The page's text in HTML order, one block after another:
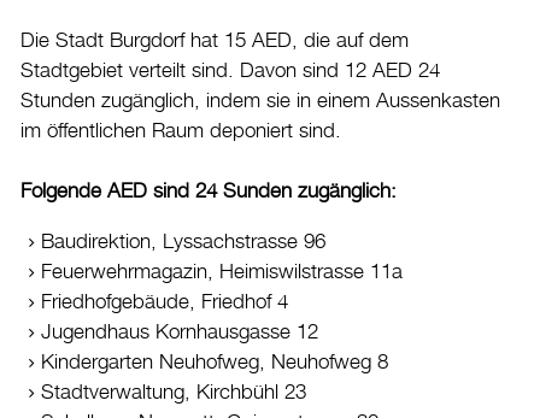
Planen und Bauen
Sicherheit
Rassistische Diskriminierung
Bevölkerungsschutz
Defibrillatoren
Pilzkontrolle
Fundbüro
Stadt, Recht und Politik
Die Stadt Burgdorf hat 15 AED, die auf dem
Stadtgebiet verteilt sind. Davon sind 12 AED 24
Stunden zugänglich, indem sie in einem Aussenkasten
im öffentlichen Raum deponiert sind.
Folgende AED sind 24 Sunden zugänglich:
Baudirektion, Lyssachstrasse 96
Feuerwehrmagazin, Heimiswilstrasse 11a
Friedhofgebäude, Friedhof 4
Jugendhaus Kornhausgasse 12
Kindergarten Neuhofweg, Neuhofweg 8
Stadtverwaltung, Kirchbühl 23